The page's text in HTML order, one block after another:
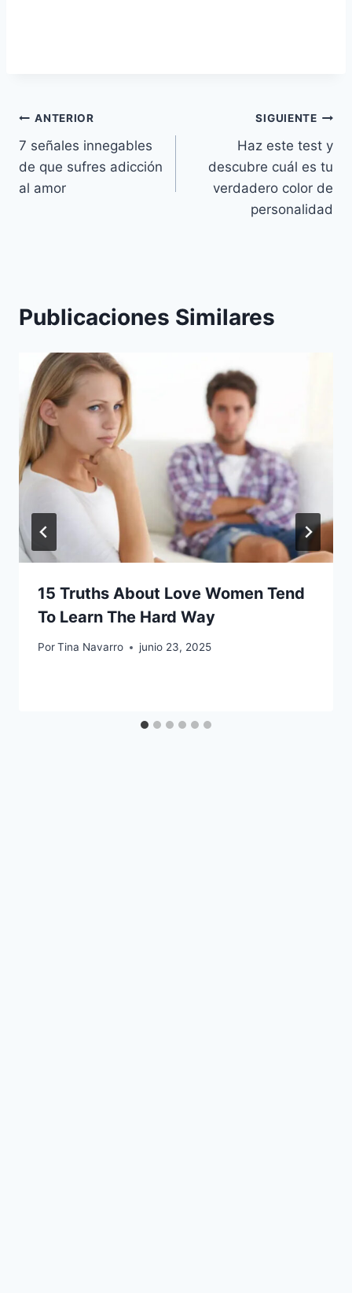
Navegación
de
entradas
ANTERIOR
7 señales innegables
de que sufres adicción
al amor
SIGUIENTE
Haz este test y
descubre cuál es tu
verdadero color de
personalidad
Publicaciones Similares
15 Truths About Love Women Tend
To Learn The Hard Way
PorTina Navarro junio 23, 2025